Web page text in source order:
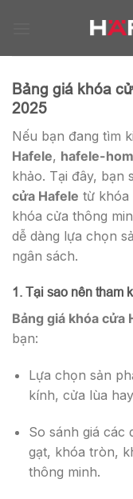
Bảng giá khóa
2025
Nếu bạn đang tìm
Hafele, hafele-
khảo. Tại đây, bạn
cửa Hafele từ khóa
khóa cửa thông
dễ dàng lựa chọn
ngân sách.
1. Tại sao nên tham
Bảng giá khóa cửa
bạn:
Lựa chọn sản
kính, cửa lùa
So sánh giá các
gạt, khóa tròn,
thông minh.